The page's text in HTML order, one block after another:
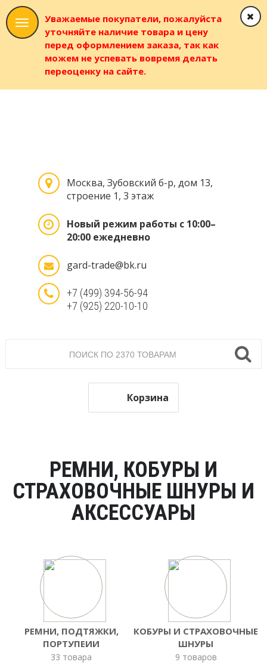
Уважаемые покупатели, пожалуйста
уточняйте наличие товара и цену
перед оформлением заказа, так как
можем не успевать вовремя делать
переоценку на сайте.
Москва, Зубовский б-р, дом 13,
строение 1, 3 этаж
Новый режим работы с 10:00–
20:00 ежедневно
gard-trade@bk.ru
+7 (499) 394-56-94
+7 (925) 220-10-10
Корзина
РЕМНИ, КОБУРЫ И
СТРАХОВОЧНЫЕ ШНУРЫ И
АКСЕССУАРЫ
РЕМНИ, ПОДТЯЖКИ,
ПОРТУПЕИИ
33 товара
КОБУРЫ И СТРАХОВОЧНЫЕ
ШНУРЫ
9 товаров